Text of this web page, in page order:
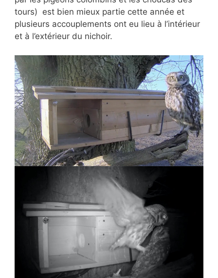
tours) est bien mieux partie cette année et
plusieurs accouplements ont eu lieu à l’intérieur
et à l’extérieur du nichoir.